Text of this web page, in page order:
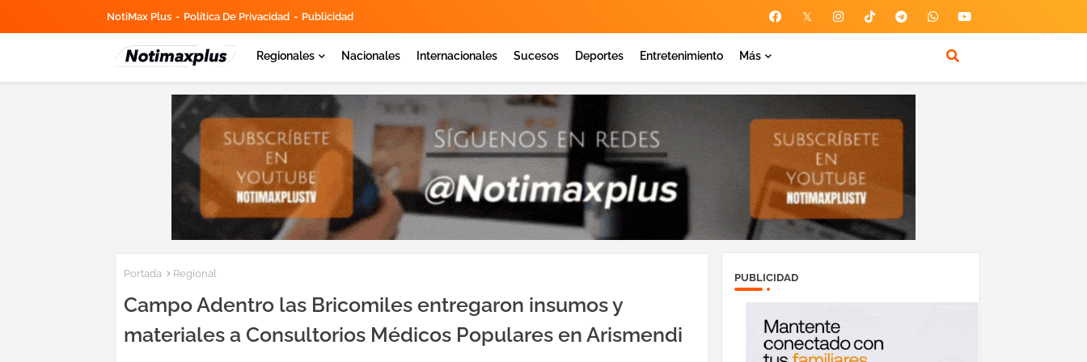
NotiMax Plus Política De Privacidad Publicidad
Regionales Nacionales Internacionales Sucesos Deportes Entretenimiento Más
Portada Regional
Campo Adentro las Bricomiles entregaron insumos y
materiales a Consultorios Médicos Populares en Arismendi
PUBLICIDAD